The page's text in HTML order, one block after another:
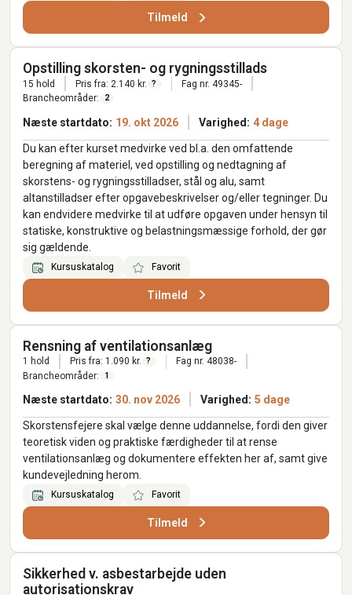
Tilmeld
Opstilling skorsten- og rygningsstillads
15 hold Pris fra: 2.140 kr. ?
Fag nr. 49345-
Brancheområder:
2
Næste startdato: 19. okt 2026 Varighed: 4 dage
Du kan efter kurset medvirke ved bl.a. den omfattende
beregning af materiel, ved opstilling og nedtagning af
skorstens- og rygningsstilladser, stål og alu, samt
altanstilladser efter opgavebeskrivelser og/eller tegninger. Du
kan endvidere medvirke til at udføre opgaven under hensyn til
statiske, konstruktive og belastningsmæssige forhold, der gør
sig gældende.
Kursuskatalog Favorit
Tilmeld
Rensning af ventilationsanlæg
1 hold Pris fra: 1.090 kr. ?
Fag nr. 48038-
Brancheområder:
1
Næste startdato: 30. nov 2026 Varighed: 5 dage
Skorstensfejere skal vælge denne uddannelse, fordi den giver
teoretisk viden og praktiske færdigheder til at rense
ventilationsanlæg og dokumentere effekten her af, samt give
kundevejledning herom.
Kursuskatalog Favorit
Tilmeld
Sikkerhed v. asbestarbejde uden
autorisationskrav